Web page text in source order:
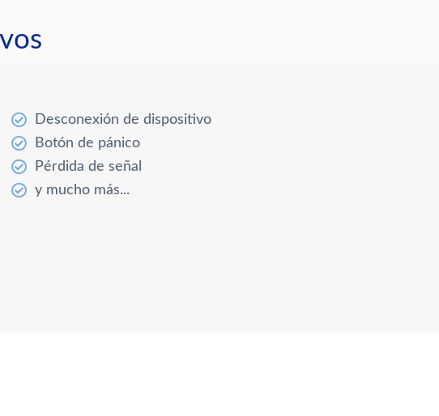
Desconexión de dispositivo
Botón de pánico
Pérdida de señal
y mucho más...